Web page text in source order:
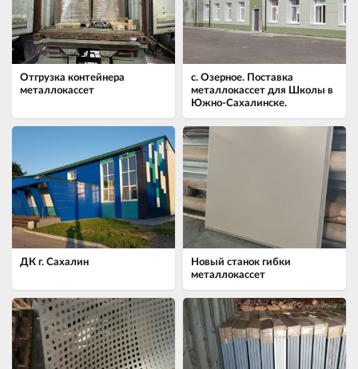
Отгрузка контейнера
металлокассет
с. Озерное. Поставка
металлокассет для Школы в
Южно-Сахалинске.
ДК г. Сахалин
Новый станок гибки
металлокассет